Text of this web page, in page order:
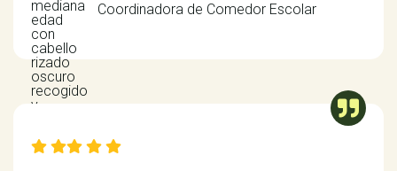
Coordinadora de Comedor Escolar

   